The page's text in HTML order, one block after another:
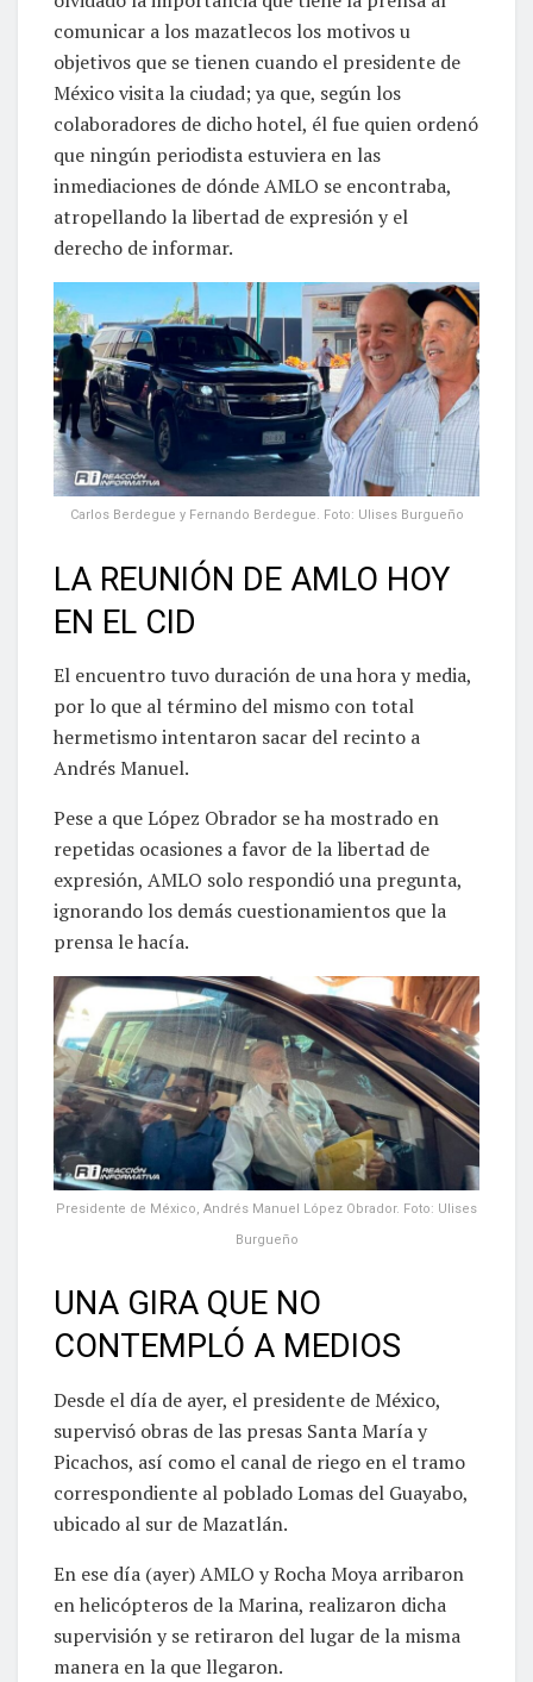
comunicar a los mazatlecos los motivos u
objetivos que se tienen cuando el presidente de
México visita la ciudad; ya que, según los
colaboradores de dicho hotel, él fue quien ordenó
que ningún periodista estuviera en las
inmediaciones de dónde AMLO se encontraba,
atropellando la libertad de expresión y el
derecho de informar.
Carlos Berdegue y Fernando Berdegue. Foto: Ulises Burgueño
LA REUNIÓN DE AMLO HOY
EN EL CID
El encuentro tuvo duración de una hora y media,
por lo que al término del mismo con total
hermetismo intentaron sacar del recinto a
Andrés Manuel.
Pese a que López Obrador se ha mostrado en
repetidas ocasiones a favor de la libertad de
expresión, AMLO solo respondió una pregunta,
ignorando los demás cuestionamientos que la
prensa le hacía.
Presidente de México, Andrés Manuel López Obrador. Foto: Ulises
Burgueño
UNA GIRA QUE NO
CONTEMPLÓ A MEDIOS
Desde el día de ayer, el presidente de México,
supervisó obras de las presas Santa María y
Picachos, así como el canal de riego en el tramo
correspondiente al poblado Lomas del Guayabo,
ubicado al sur de Mazatlán.
En ese día (ayer) AMLO y Rocha Moya arribaron
en helicópteros de la Marina, realizaron dicha
supervisión y se retiraron del lugar de la misma
manera en la que llegaron.